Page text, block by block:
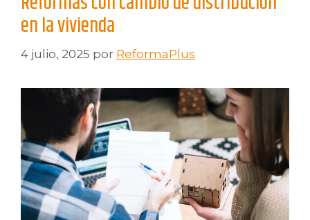
en la vivienda
4 julio, 2025 por ReformaPlus